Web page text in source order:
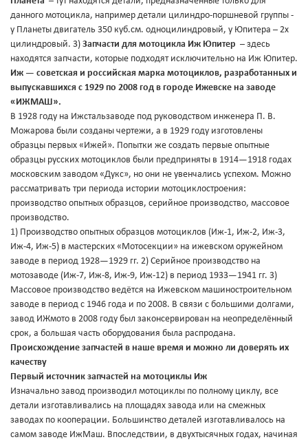
данного мотоцикла, например детали цилиндро-поршневой группы -
у Планеты двигатель 350 куб.см. одноцилиндровый, у Юпитера – 2х
цилиндровый. 3) Запчасти для мотоцикла Иж Юпитер – здесь
находятся запчасти, которые подходят исключительно на Иж Юпитер.
Иж — советская и российская марка мотоциклов, разработанных и
выпускавшихся с 1929 по 2008 год в городе Ижевске на заводе
«ИЖМАШ».
В 1928 году на Ижстальзаводе под руководством инженера П. В.
Можарова были созданы чертежи, а в 1929 году изготовлены
образцы первых «Ижей». Попытки же создать первые опытные
образцы русских мотоциклов были предприняты в 1914—1918 годах
московским заводом «Дукс», но они не увенчались успехом. Можно
рассматривать три периода истории мотоциклостроения:
производство опытных образцов, серийное производство, массовое
производство.
1) Производство опытных образцов мотоциклов (Иж-1, Иж-2, Иж-3,
Иж-4, Иж-5) в мастерских «Мотосекции» на ижевском оружейном
заводе в период 1928—1929 гг. 2) Серийное производство на
мотозаводе (Иж-7, Иж-8, Иж-9, Иж-12) в период 1933—1941 гг. 3)
Массовое производство ведётся на Ижевском машиностроительном
заводе в период с 1946 года и по 2008. В связи с большими долгами,
завод ИЖмото в 2008 году был законсервирован на неопределённый
срок, а большая часть оборудования была распродана.
Происхождение запчастей в наше время и можно ли доверять их
качеству
Первый источник запчастей на мотоциклы Иж
Изначально завод производил мотоциклы по полному циклу, все
детали изготавливались на площадях завода или на смежных
заводах по кооперации. Большинство деталей изготавливалось на
самом заводе ИжМаш. Впоследствии, в двухтысячных годах, начиная